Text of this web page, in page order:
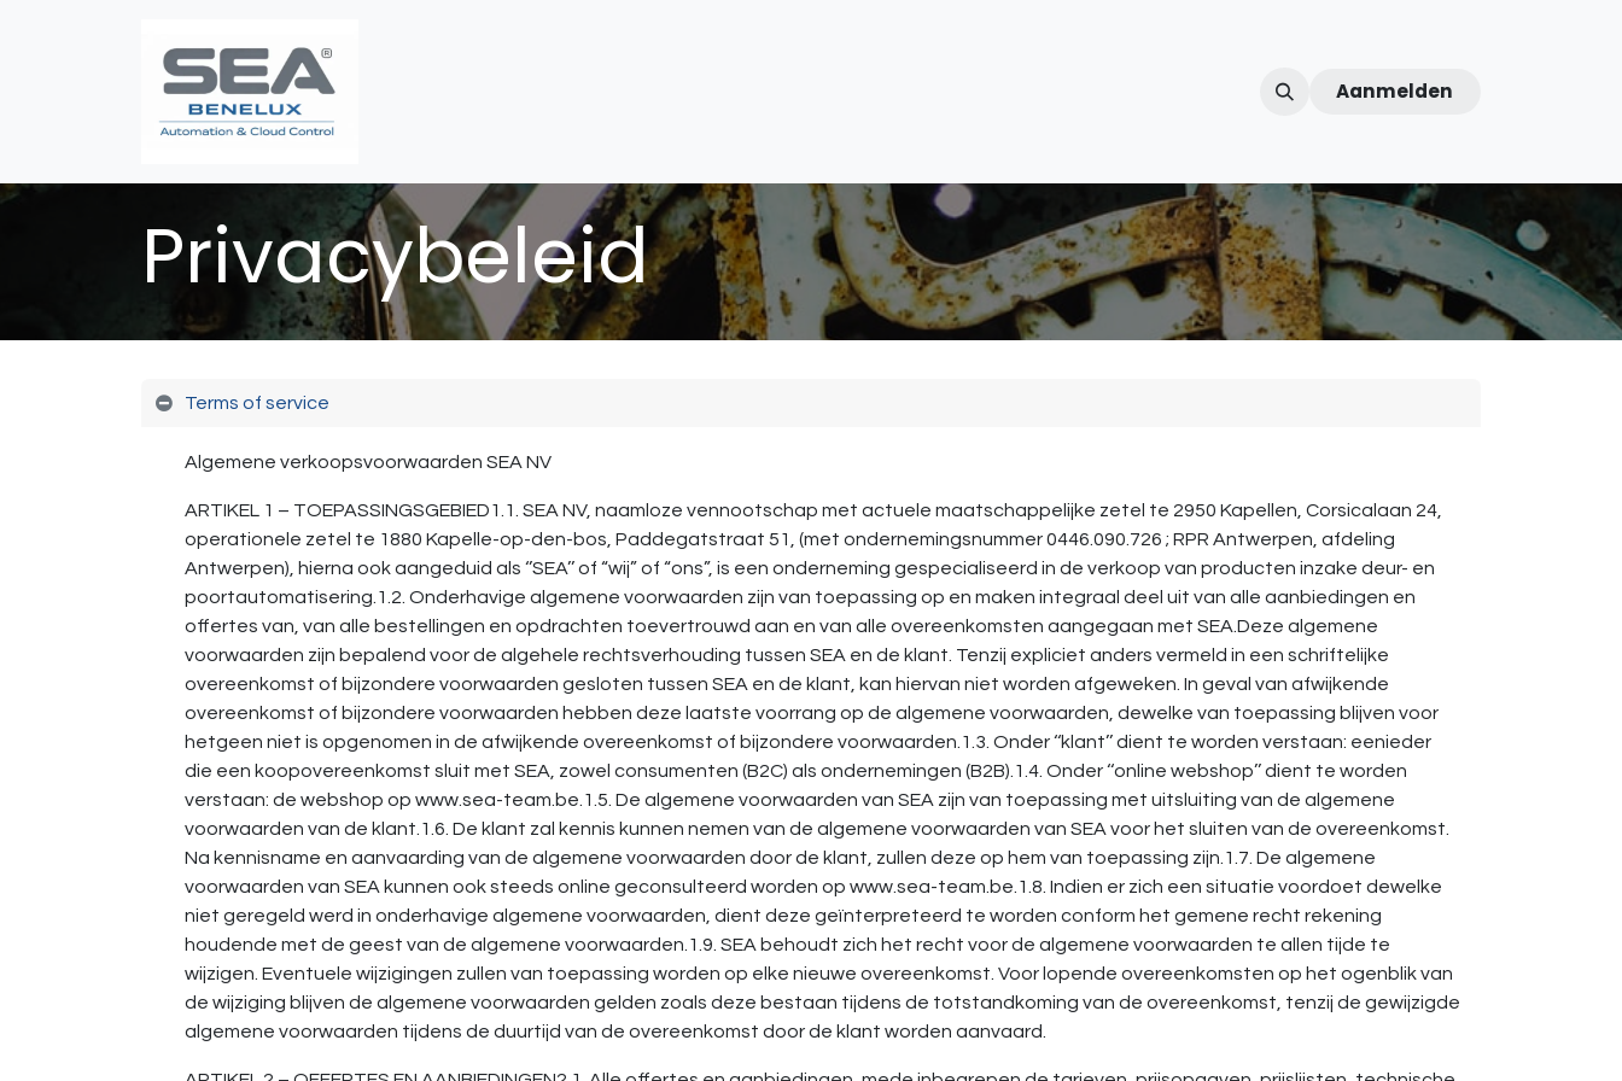
Over ons Afspraak
Aanmelden
Privacybeleid
Terms of service
Algemene verkoopsvoorwaarden SEA NV
ARTIKEL 1 – TOEPASSINGSGEBIED1.1. SEA NV, naamloze vennootschap met actuele maatschappelijke zetel te 2950 Kapellen, Corsicalaan 24,
operationele zetel te 1880 Kapelle-op-den-bos, Paddegatstraat 51, (met ondernemingsnummer 0446.090.726 ; RPR Antwerpen, afdeling
Antwerpen), hierna ook aangeduid als ‘’SEA’’ of “wij” of “ons”, is een onderneming gespecialiseerd in de verkoop van producten inzake deur- en
poortautomatisering.1.2. Onderhavige algemene voorwaarden zijn van toepassing op en maken integraal deel uit van alle aanbiedingen en
offertes van, van alle bestellingen en opdrachten toevertrouwd aan en van alle overeenkomsten aangegaan met SEA.Deze algemene
voorwaarden zijn bepalend voor de algehele rechtsverhouding tussen SEA en de klant. Tenzij expliciet anders vermeld in een schriftelijke
overeenkomst of bijzondere voorwaarden gesloten tussen SEA en de klant, kan hiervan niet worden afgeweken. In geval van afwijkende
overeenkomst of bijzondere voorwaarden hebben deze laatste voorrang op de algemene voorwaarden, dewelke van toepassing blijven voor
hetgeen niet is opgenomen in de afwijkende overeenkomst of bijzondere voorwaarden.1.3. Onder ‘‘klant’’ dient te worden verstaan: eenieder
die een koopovereenkomst sluit met SEA, zowel consumenten (B2C) als ondernemingen (B2B).1.4. Onder ‘‘online webshop’’ dient te worden
verstaan: de webshop op www.sea-team.be.1.5. De algemene voorwaarden van SEA zijn van toepassing met uitsluiting van de algemene
voorwaarden van de klant.1.6. De klant zal kennis kunnen nemen van de algemene voorwaarden van SEA voor het sluiten van de overeenkomst.
Na kennisname en aanvaarding van de algemene voorwaarden door de klant, zullen deze op hem van toepassing zijn.1.7. De algemene
voorwaarden van SEA kunnen ook steeds online geconsulteerd worden op www.sea-team.be.1.8. Indien er zich een situatie voordoet dewelke
niet geregeld werd in onderhavige algemene voorwaarden, dient deze geïnterpreteerd te worden conform het gemene recht rekening
houdende met de geest van de algemene voorwaarden.1.9. SEA behoudt zich het recht voor de algemene voorwaarden te allen tijde te
wijzigen. Eventuele wijzigingen zullen van toepassing worden op elke nieuwe overeenkomst. Voor lopende overeenkomsten op het ogenblik van
de wijziging blijven de algemene voorwaarden gelden zoals deze bestaan tijdens de totstandkoming van de overeenkomst, tenzij de gewijzigde
algemene voorwaarden tijdens de duurtijd van de overeenkomst door de klant worden aanvaard.